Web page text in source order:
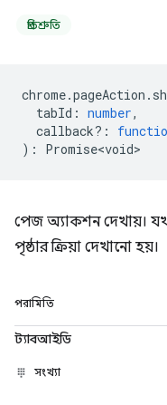
প্রতিশ্রুতি
chrome.pageAction .
tabId : number,
callback? :
) : Promise<void>
পেজ অ্যাকশন দেখায়।
পৃষ্ঠার ক্রিয়া দেখানো হয়।
পরামিতি
ট্যাবআইডি
সংখ্যা